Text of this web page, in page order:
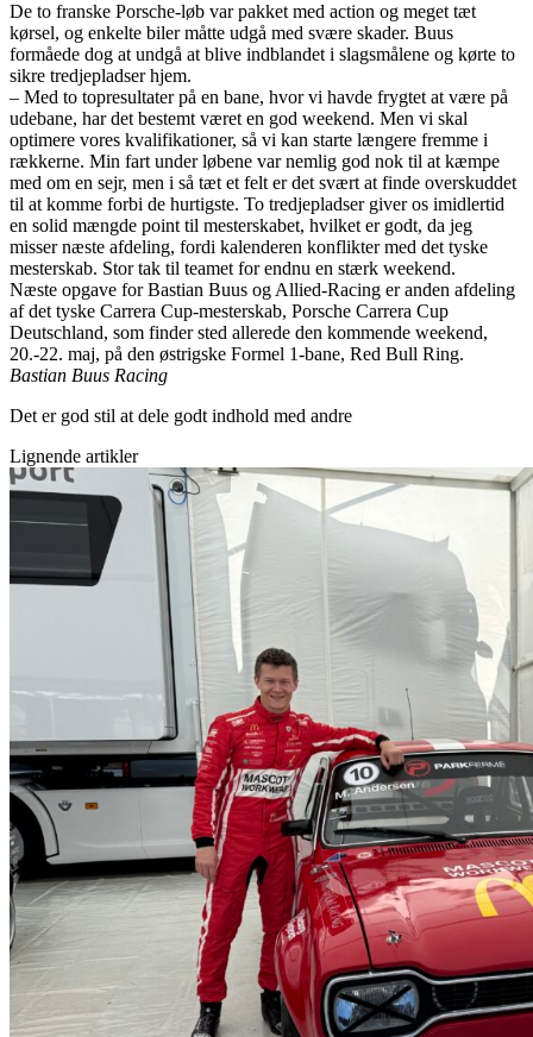
De to franske Porsche-løb var pakket med action og meget tæt
kørsel, og enkelte biler måtte udgå med svære skader. Buus
formåede dog at undgå at blive indblandet i slagsmålene og kørte to
sikre tredjepladser hjem.
– Med to topresultater på en bane, hvor vi havde frygtet at være på
udebane, har det bestemt været en god weekend. Men vi skal
optimere vores kvalifikationer, så vi kan starte længere fremme i
rækkerne. Min fart under løbene var nemlig god nok til at kæmpe
med om en sejr, men i så tæt et felt er det svært at finde overskuddet
til at komme forbi de hurtigste. To tredjepladser giver os imidlertid
en solid mængde point til mesterskabet, hvilket er godt, da jeg
misser næste afdeling, fordi kalenderen konflikter med det tyske
mesterskab. Stor tak til teamet for endnu en stærk weekend.
Næste opgave for Bastian Buus og Allied-Racing er anden afdeling
af det tyske Carrera Cup-mesterskab, Porsche Carrera Cup
Deutschland, som finder sted allerede den kommende weekend,
20.-22. maj, på den østrigske Formel 1-bane, Red Bull Ring.
Bastian Buus Racing
Det er god stil at dele godt indhold med andre
Lignende artikler